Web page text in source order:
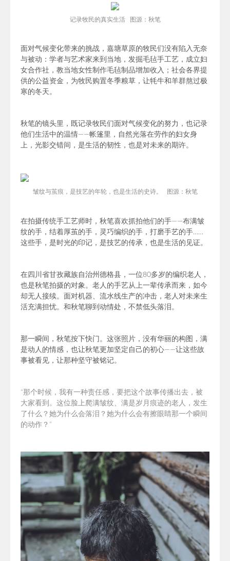
记录牧民的真实生活 图源：秋笔
面对气候变化带来的挑战， 嘉塘草原的牧民们 没有陷入无奈
与被动：学者与艺术家来到当地，发掘毛毡手工艺 ，成立妇
女合作社，教当地女性制作毛毡制品增加收入；社会各界提
供的公益资金，为牧民购置冬季粮草，让牦牛和羊群熬过极
寒的冬天。
秋笔的镜头里，既记录牧民们面对气候变化的努力，也记录
他们生活中的温情——帐篷里，自然光落在劳作的妇女身
上，光影交错间，是生活的韧性，也是对未来的期许。
皱纹与茧痕，是技艺的年轮，也是生活的史诗。 图源：秋笔
在拍摄传统手工艺师时， 秋笔喜欢抓拍他们的手——布满皱
纹的手，结着厚茧的手，灵巧编织的手，打磨手艺的手……
这些手，是时光的印记，是技艺的传承，也是生活的见证。
在四川省甘孜藏族自治州 德格县， 一位80多岁的编织老人，
也是秋笔拍摄的对象。老人的手艺从上一辈传承而来，如今
却无人接续。面对机器、流水线生产的冲击，老人对未来生
活充满担忧。和秋笔聊到动情处，不禁低头落泪。
那一瞬间，秋笔按下快门。这张照片，没有华丽的构图，满
是动人的情感，也让秋笔更加坚定自己的初心——让这些故
事被看见，让那种坚守被铭记。
“那个时候，我有一种责任感，要把这个故事传播出去，被
大家看到。这位脸上爬满皱纹、满是岁月痕迹的老人，发生
了什么？她为什么会落泪？她为什么会有擦眼睛那一个瞬间
的动作？”